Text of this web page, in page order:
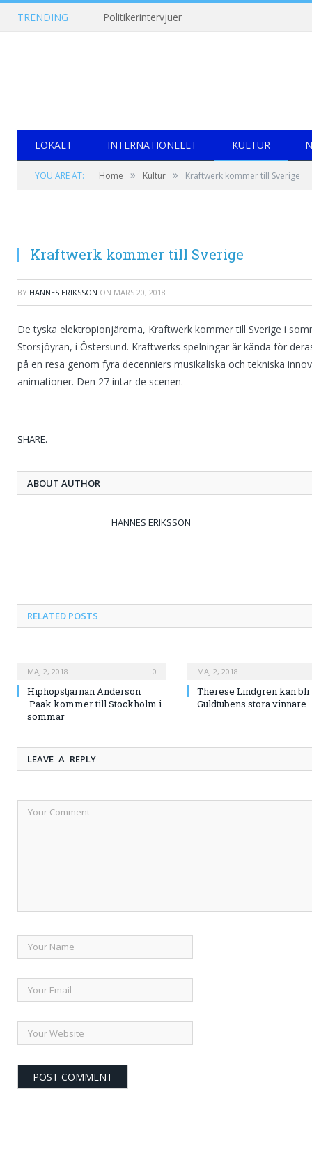
TRENDING Politikerintervjuer
LOKALT INTERNATIONELLT KULTUR
YOU ARE AT: Home » Kultur » Kraftwerk kommer till Sverige
Kraftwerk kommer till Sverige
BY HANNES ERIKSSON ON MARS 20, 2018
De tyska elektropionjärerna, Kraftwerk kommer till Sverige i
Storsjöyran, i Östersund. Kraftwerks spelningar är kända för
på en resa genom fyra decenniers musikaliska och tekniska
animationer. Den 27 intar de scenen.
SHARE.
ABOUT AUTHOR
HANNES ERIKSSON
RELATED POSTS
MAJ 2, 2018 0
Hiphopstjärnan Anderson
.Paak kommer till Stockholm i
sommar
MAJ 2, 2018
Therese Lindgren kan bli
Guldtubens stora vinnare
LEAVE A REPLY